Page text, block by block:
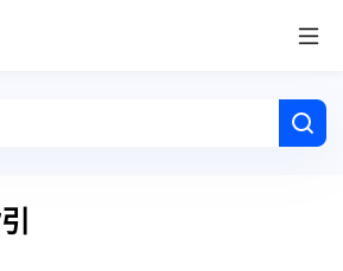
取消